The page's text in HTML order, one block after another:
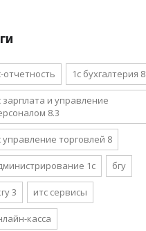
отчетность 1с бухгалтерия 8
зарплата и управление
8.3
управление торговлей 8
1с бгу
3 итс сервисы
касса